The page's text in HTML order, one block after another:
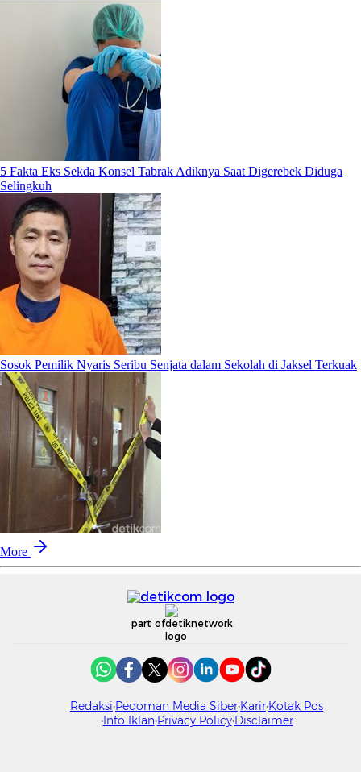
5 Fakta Eks Sekda Konsel Tabrak Adiknya Saat Digerebek Diduga
Selingkuh
Sosok Pemilik Nyaris Seribu Senjata dalam Sekolah di Jaksel Terkuak
More
part of
Redaksi Pedoman Media Siber Karir Kotak Pos
Info IklanPrivacy PolicyDisclaimer